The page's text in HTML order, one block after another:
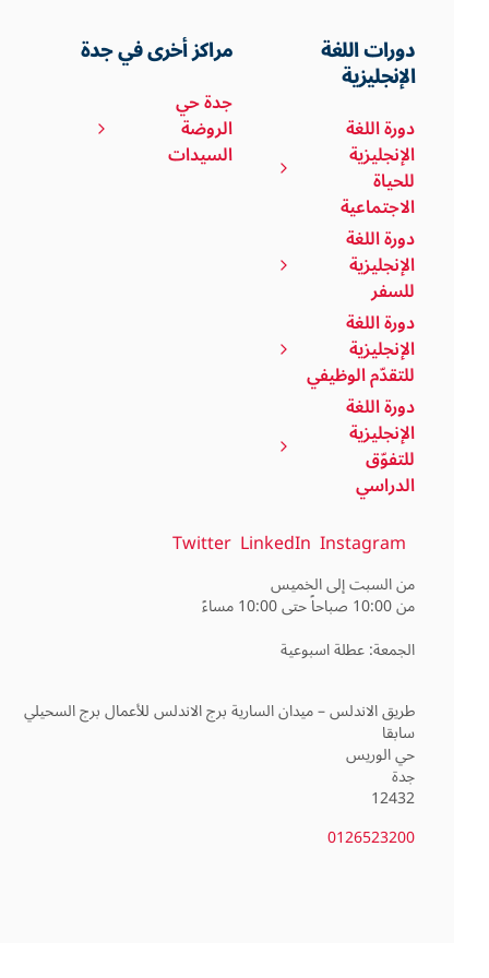
دورات اللغة
الإنجليزية
دورة اللغة
الإنجليزية
للحياة
الاجتماعية
دورة اللغة
الإنجليزية
للسفر
دورة اللغة
الإنجليزية
للتقدّم الوظيفي
دورة اللغة
الإنجليزية
للتفوّق
الدراسي
مراكز أخرى في جدة
جدة حي
الروضة
السيدات
Instagram
LinkedIn
Twitter
طريق الاندلس – ميدان السارية برج الاندلس للأعمال برج السحيلي
12432
0126523200